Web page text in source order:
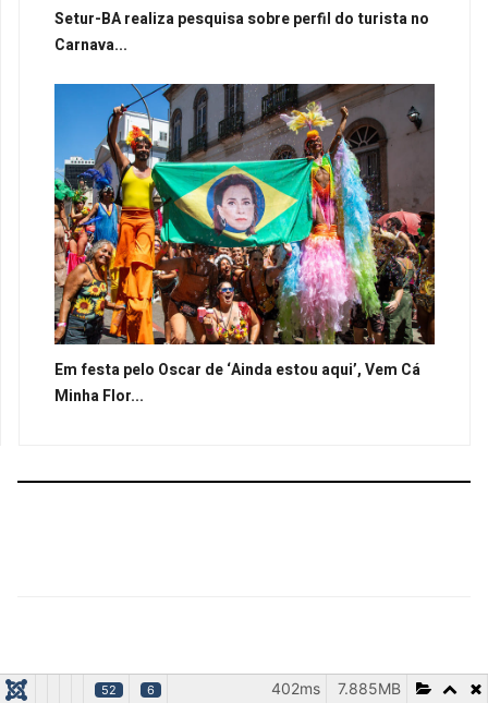
Setur-BA realiza pesquisa sobre perfil do turista no
Carnava...
Em festa pelo Oscar de ‘Ainda estou aqui’, Vem Cá
Minha Flor...
52 6 7.885MB
402ms